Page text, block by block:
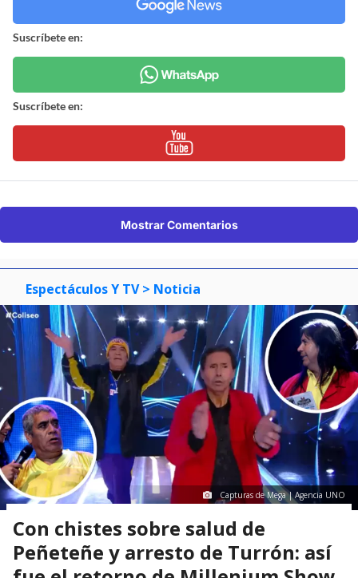
Suscríbete en:
Suscríbete en:
Mostrar Comentarios
Espectáculos Y TV > Noticia
Capturas de Mega | Agencia UNO
Con chistes sobre salud de
Peñeteñe y arresto de Turrón: así